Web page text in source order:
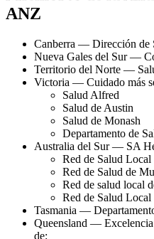
ANZ
Canberra — Dirección de
Nueva Gales del Sur —
Territorio del Norte —
Victoria — Cuidado más
Salud Alfred
Salud de Austin
Salud de Monash
Departamento de
Australia del Sur — SA
Red de Salud
Red de Salud de
Red de salud local
Red de Salud Local
Tasmania —
Queensland —
de: